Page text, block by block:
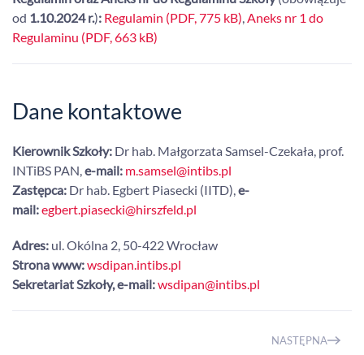
od 1.10.2024 r.): Regulamin (PDF, 775 kB) Aneks nr 1 do
Regulaminu (PDF, 663 kB)
Dane kontaktowe
Kierownik Szkoły: Dr hab. Małgorzata Samsel-Czekała, prof.
INTiBS PAN, e-mail: m.samsel@intibs.pl
Zastępca: Dr hab. Egbert Piasecki (IITD), e-
mail:egbert.piasecki@hirszfeld.pl
Adres: ul. Okólna 2, 50-422 Wrocław
Strona www:wsdipan.intibs.pl
Sekretariat Szkoły, e-mail:wsdipan@intibs.pl
NASTĘPNA